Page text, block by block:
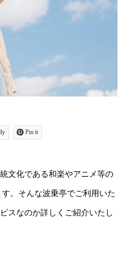
Pin it
文化である和楽やアニメ等の
。そんな波乗亭でご利用いた
スなのか詳しくご紹介いたし